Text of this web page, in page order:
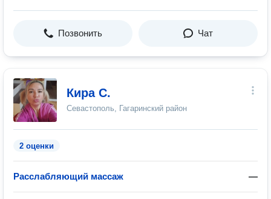
Позвонить Чат
Кира С.
Севастополь, Гагаринский район
2 оценки
Расслабляющий массаж —